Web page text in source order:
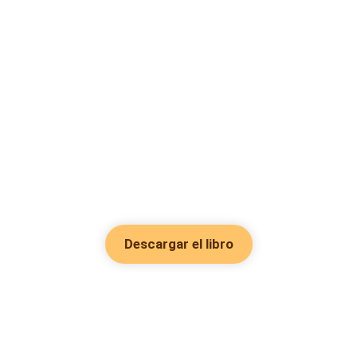
Descargar el libro